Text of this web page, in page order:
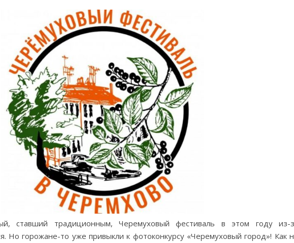
ставший традиционным, Черемуховый фестиваль в этом году из-
Но горожане-то уже привыкли к фотоконкурсу «Черемуховый город»! Как